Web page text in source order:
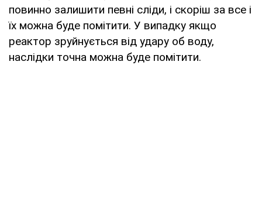
повинно залишити певні сліди, і скоріш за все і
їх можна буде помітити. У випадку якщо
реактор зруйнується від удару об воду,
наслідки точна можна буде помітити.